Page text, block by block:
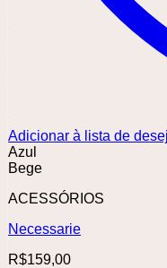
Adicionar à lista de
Azul
Bege
ACESSÓRIOS
Necessarie
R$159,00